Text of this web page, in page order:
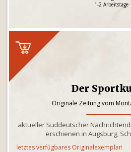
1-2 Arbeitstage
Der
Originale Zeitung vom
aktueller Süddeutscher
erschienen in Augsburg,
letztes verfügbares Originalexemplar!